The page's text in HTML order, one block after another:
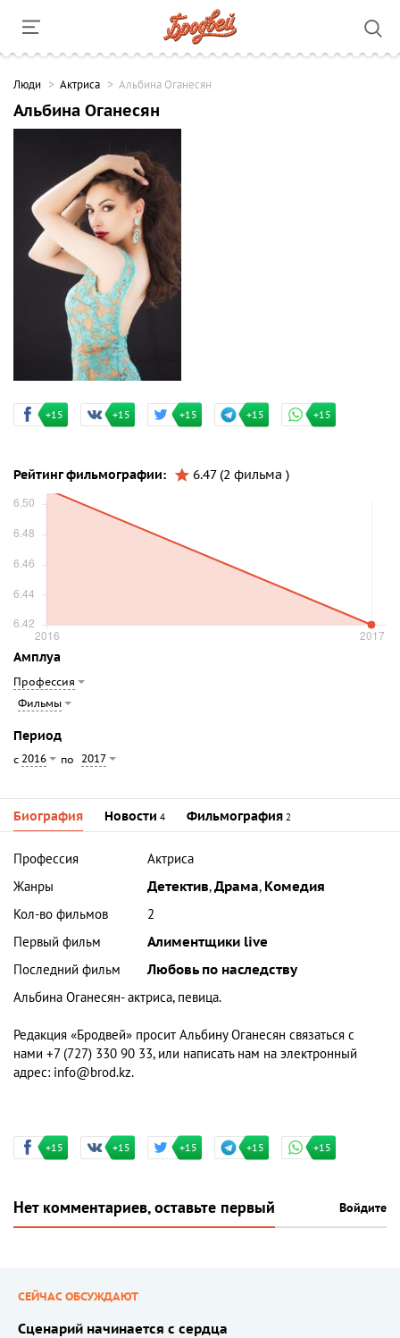
Люди Актриса Альбина Оганесян
Альбина Оганесян
+15 +15 +15 +15 +15
Рейтинг фильмографии: 6.47 (2 фильма )
Амплуа
Профессия
Фильмы
Период
с 2016 по 2017
Биография Новости 4 Фильмография 2
Профессия
Актриса
Жанры
Детектив,Драма, Комедия
Кол-во фильмов
2
Первый фильм
Алиментщики live
Последний фильм
Любовь по наследству
Альбина Оганесян- актриса, певица.
Редакция «Бродвей» просит Альбину Оганесян связаться с
нами +7 (727) 330 90 33, или написать нам на электронный
адрес: info@brod.kz.
+15 +15 +15 +15 +15
Нет комментариев, оставьте первый Войдите
СЕЙЧАС ОБСУЖДАЮТ
Сценарий начинается с сердца